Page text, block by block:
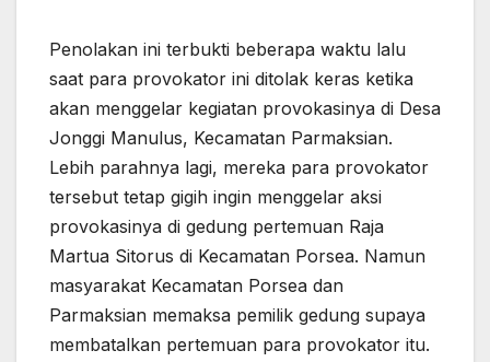
Penolakan ini terbukti beberapa waktu lalu
saat para provokator ini ditolak keras ketika
akan menggelar kegiatan provokasinya di Desa
Jonggi Manulus, Kecamatan Parmaksian.
Lebih parahnya lagi, mereka para provokator
tersebut tetap gigih ingin menggelar aksi
provokasinya di gedung pertemuan Raja
Martua Sitorus di Kecamatan Porsea. Namun
masyarakat Kecamatan Porsea dan
Parmaksian memaksa pemilik gedung supaya
membatalkan pertemuan para provokator itu.